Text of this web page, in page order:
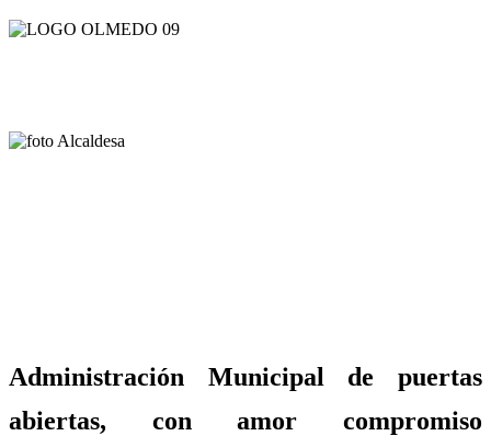
Administración Municipal de puertas
abiertas, con amor compromiso